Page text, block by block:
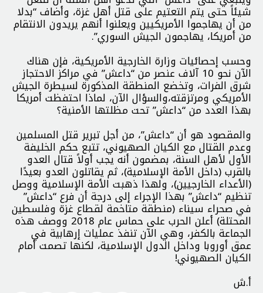
شيئاً حتى يتم التعتيم على قتل أهل غزة، وأضاف “بدلا
من أن يهاجموا الأمريكيين ويعلنوا أنهم يريدون الانتقام
من أمريكا، يهاجمون الجيش السوري”.
وحسب إحصائيات وزارة الخارجية الأمريكية، فإن هناك
الآن نحو 10 آلاف عنصر من “داعش” في مراكز الاحتجاز
شرق الفرات، وتخضع المنطقة المذكورة لسيطرة الجيش
الأمريكي ومرتزقته،والسؤال الآن، لماذا احتفظت أمريكا
بهذا العدد من “داعش” تحت مظلتها الأمنية؟
والمقصود هو أن “داعش”، من أجل تبرير قتل المسلمين
وعدم القتال مع الكيان الصهيوني، تتبع حكم الخليفة
الأول لأهل السنة، بمضمون أنه يجب أولاً قتال العدو
بالقرب (داخل الأمة الإسلامية)، ثم يقاتلون العدو بعيدًا
(الأعداء الخارجيين)، ولهذا ذهبت الأمة الإسلامية ووصل
تنظيم “داعش” بهذا الإجراء إلى درجة أن فرع “داعش”
في صحراء سيناء (منطقة متاخمة لقطاع غزة وفلسطين
المحتلة) أعلن الحرب على حماس عام 2018 ووصف هذه
الجماعة بالكفر، وهي الآن تنفذ عمليات إرهابية في
عمق أوروبا وداخل الدول الإسلامية، لكنها تصمت أمام
الكيان الصهيوني!
أ.ش